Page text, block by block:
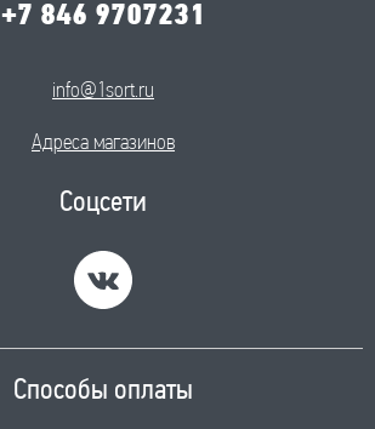
+7 846 9707231
info@1sort.ru
Адреса магазинов
Соцсети
Способы оплаты